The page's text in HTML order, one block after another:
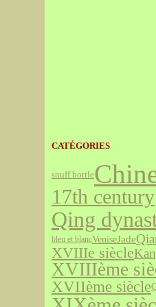
CATÉGORIES
snuff bottle
17th century
Qing
bleu et blancVeniseJade
XVIIIe siècle
XVIIIème
XVIIème siècle